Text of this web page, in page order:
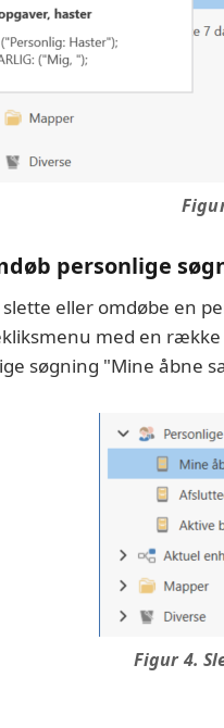
personlige
eller omdøbe en
med en
søgning "Mine åbne
Figur 4.